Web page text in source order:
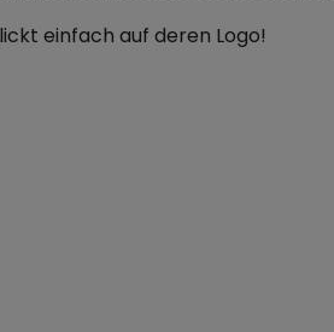
einfach auf deren Logo!